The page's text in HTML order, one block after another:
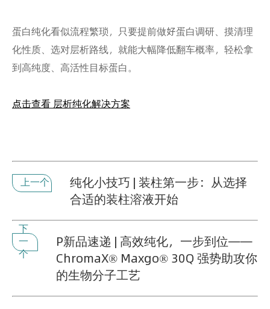
蛋白纯化看似流程繁琐，只要提前做好蛋白调研、摸清理
化性质、选对层析路线，就能大幅降低翻车概率，轻松拿
到高纯度、高活性目标蛋白。
点击查看 层析纯化解决方案
上一个
纯化小技巧 | 装柱第一步：从选择
合适的装柱溶液开始
下
一
个
P新品速递 | 高效纯化，一步到位——
ChromaX® Maxgo® 30Q 强势助攻你
的生物分子工艺